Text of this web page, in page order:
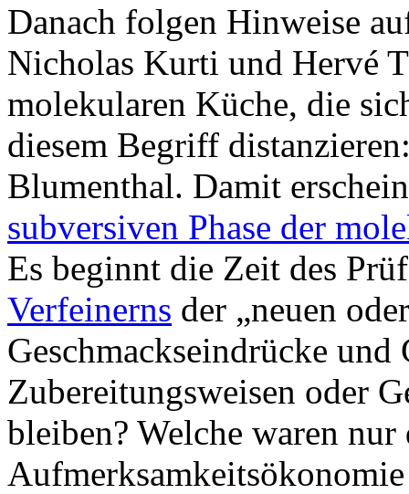
Danach folgen Hinweise
Nicholas Kurti und Hervé
molekularen Küche, die
diesem Begriff
Blumenthal. Damit
subversiven Phase der
Es beginnt die Zeit des
Verfeinerns der „neuen
Geschmackseindrücke und
Zubereitungsweisen oder
bleiben? Welche waren